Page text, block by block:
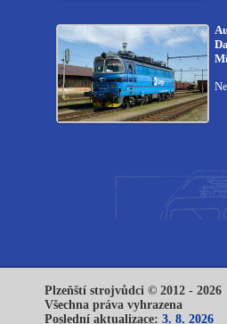
Plzeňští strojvůdci © 2012 - 2026
Všechna práva vyhrazena
Poslední aktualizace: 3. 8. 2026